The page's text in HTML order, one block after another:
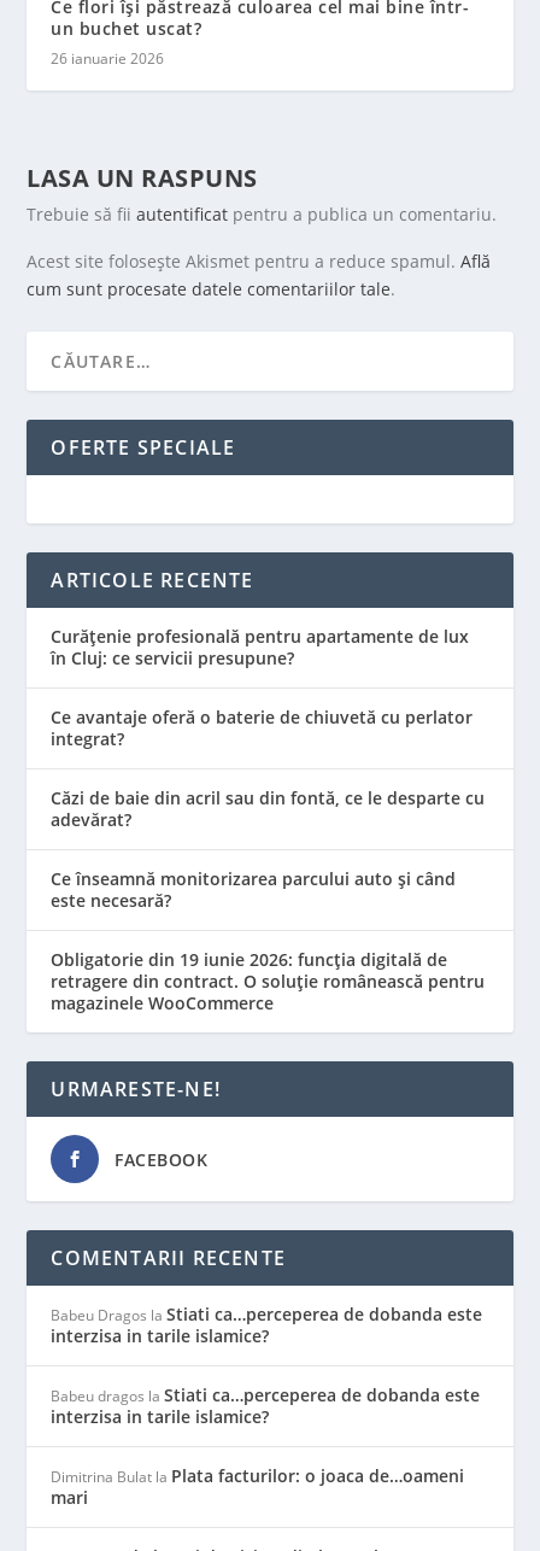
Ce flori își păstrează culoarea cel mai bine într-
un buchet uscat?
26 ianuarie 2026
LASA UN RASPUNS
Trebuie să fiiautentificat pentru a publica un comentariu.
Acest site folosește Akismet pentru a reduce spamul.Află
cum sunt procesate datele comentariilor tale.
OFERTE SPECIALE
ARTICOLE RECENTE
Curățenie profesională pentru apartamente de lux
în Cluj: ce servicii presupune?
Ce avantaje oferă o baterie de chiuvetă cu perlator
integrat?
Căzi de baie din acril sau din fontă, ce le desparte cu
adevărat?
Ce înseamnă monitorizarea parcului auto și când
este necesară?
Obligatorie din 19 iunie 2026: funcția digitală de
retragere din contract. O soluție românească pentru
magazinele WooCommerce
URMARESTE-NE!
FACEBOOK
COMENTARII RECENTE
Babeu Dragos laStiati ca…perceperea de dobanda este
interzisa in tarile islamice?
Babeu dragos laStiati ca…perceperea de dobanda este
interzisa in tarile islamice?
Dimitrina Bulat la Plata facturilor: o joaca de…oameni
mari